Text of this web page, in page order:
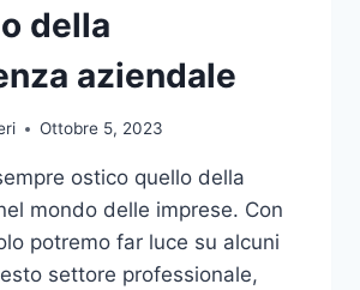
della
aziendale
Ottobre 5, 2023
ostico quello della
mondo delle imprese. Con
potremo far luce su alcuni
settore professionale,